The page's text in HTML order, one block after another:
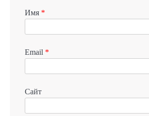
Имя *
Email *
Сайт